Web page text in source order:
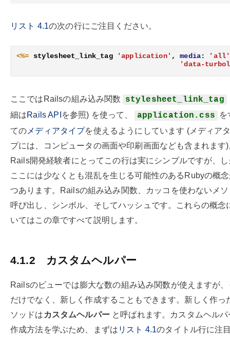
リスト 4.1の次の行にご注目ください。
<%= stylesheet_link_tag 'application' , media:
'all'
'data-
ここではRailsの組み込み関数 stylesheet_link_tag
細はRails API を参照) を使って、 application.css
を
ての メディアタイプを使えるようにしています (メディア
プには、コンピュータの画面や印刷画面なども含まれます
Rails開発経験者にとってこの行は実にシンプルですが、
ここには少なくとも混乱を生じる可能性のあるRubyの概
つあります。Railsの組み込み関数、カッコを使わないメ
呼び出し、シンボル、そしてハッシュです。これらの概念
いてはこの章ですべて説明します。
4.1.2 カスタムヘルパー
Railsのビューでは膨大な数の組み込み関数が使えますが
だけでなく、新しく作成することもできます。新しく作っ
ソッドは カスタムヘルパーと呼ばれます。カスタムヘルパ
作成方法を学ぶため、まずは リスト 4.1のタイトル行に注